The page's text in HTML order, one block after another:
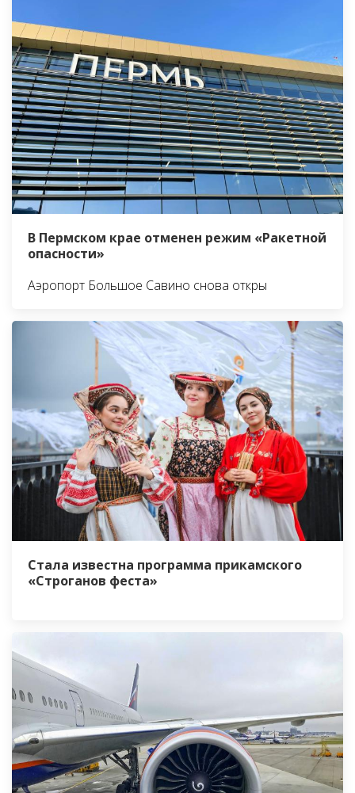
В Пермском крае отменен режим «Ракетной
опасности»
Аэропорт Большое Савино снова откры
Стала известна программа прикамского
«Строганов феста»